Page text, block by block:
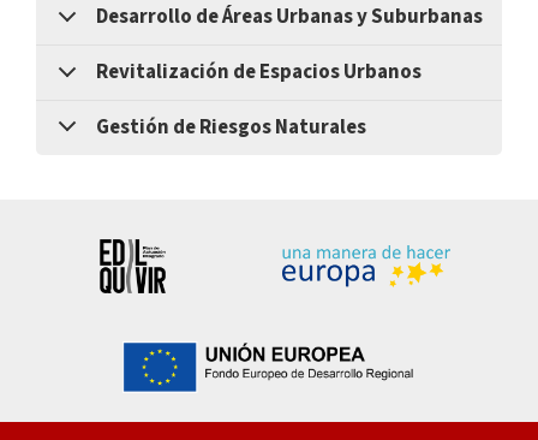
Desarrollo de Áreas Urbanas y Suburbanas
Revitalización de Espacios Urbanos
Gestión de Riesgos Naturales